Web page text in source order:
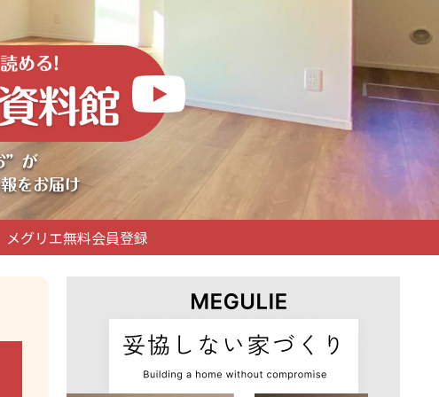
メグリエ無料会員登録